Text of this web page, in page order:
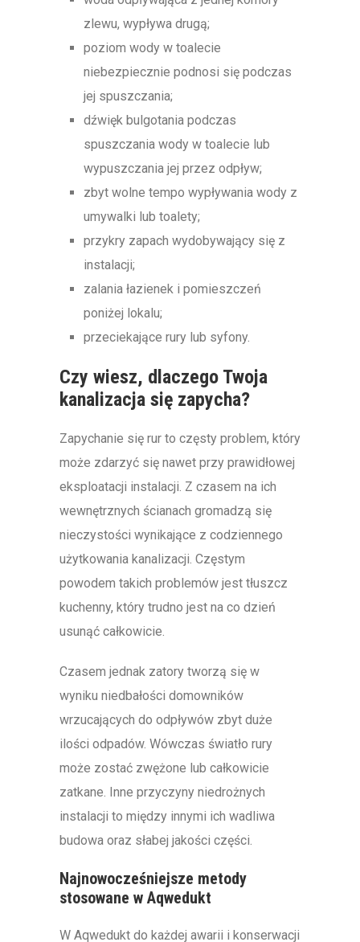
zlewu, wypływa drugą;
poziom wody w toalecie
niebezpiecznie podnosi się podczas
jej spuszczania;
dźwięk bulgotania podczas
spuszczania wody w toalecie lub
wypuszczania jej przez odpływ;
zbyt wolne tempo wypływania wody z
umywalki lub toalety;
przykry zapach wydobywający się z
instalacji;
zalania łazienek i pomieszczeń
poniżej lokalu;
przeciekające rury lub syfony.
Czy wiesz, dlaczego Twoja
kanalizacja się zapycha?
Zapychanie się rur to częsty problem, który
może zdarzyć się nawet przy prawidłowej
eksploatacji instalacji. Z czasem na ich
wewnętrznych ścianach gromadzą się
nieczystości wynikające z codziennego
użytkowania kanalizacji. Częstym
powodem takich problemów jest tłuszcz
kuchenny, który trudno jest na co dzień
usunąć całkowicie.
Czasem jednak zatory tworzą się w
wyniku niedbałości domowników
wrzucających do odpływów zbyt duże
ilości odpadów. Wówczas światło rury
może zostać zwężone lub całkowicie
zatkane. Inne przyczyny niedrożnych
instalacji to między innymi ich wadliwa
budowa oraz słabej jakości części.
Najnowocześniejsze metody
stosowane w Aqwedukt
W Aqwedukt do każdej awarii i konserwacji